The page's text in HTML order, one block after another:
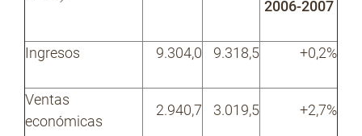
2006-2007
Ingresos 9.304,0 9.318,5 +0,2%
Ventas
económicas
2.940,7 3.019,5 +2,7%